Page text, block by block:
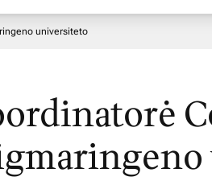
universiteto